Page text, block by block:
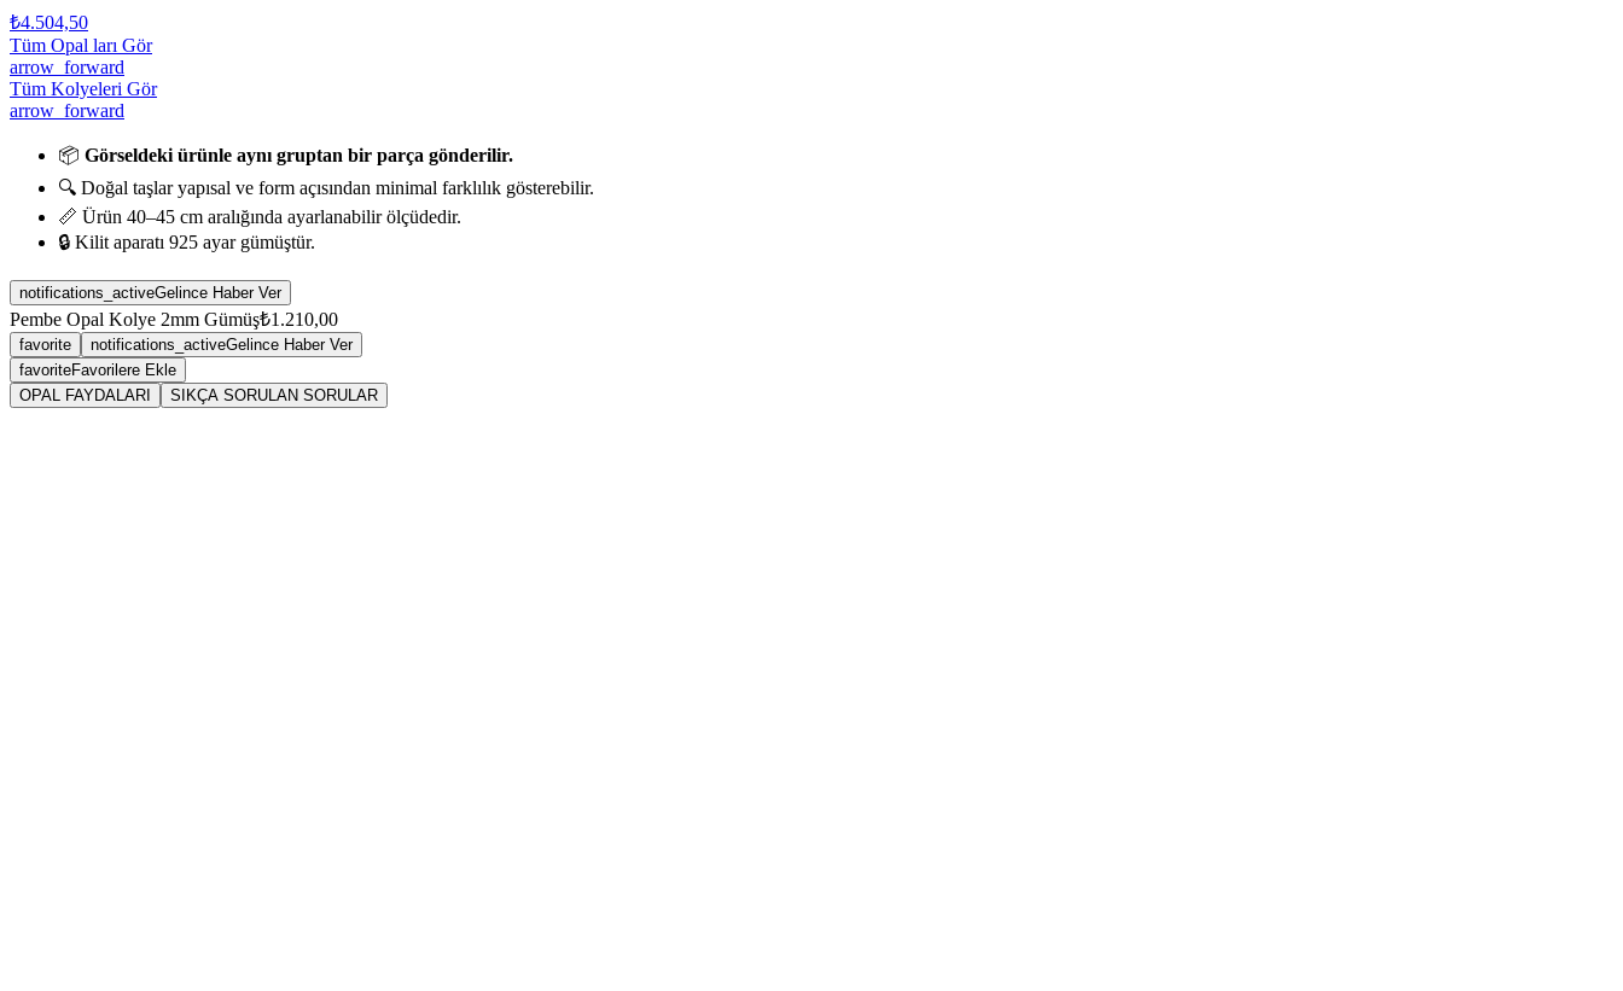
₺4.504,50
Tüm Opal ları Gör
arrow_forward
Tüm Kolyeleri Gör
arrow_forward
📦 Görseldeki ürünle aynı gruptan bir parça gönderilir.
🔍 Doğal taşlar yapısal ve form açısından minimal farklılık gösterebilir.
📏 Ürün 40–45 cm aralığında ayarlanabilir ölçüdedir.
🔒 Kilit aparatı 925 ayar gümüştür.
notifications_activeGelince Haber Ver
Pembe Opal Kolye 2mm Gümüş₺1.210,00
favorite notifications_activeGelince Haber Ver
favoriteFavorilere Ekle
OPAL FAYDALARI
SIKÇA SORULAN SORULAR